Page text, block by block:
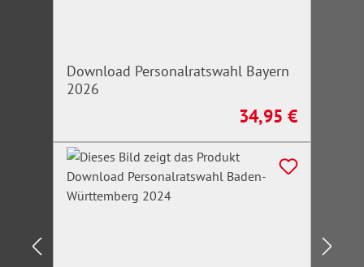
Download Personalratswahl Bayern
2026
Regulärer Preis:
34,95 €